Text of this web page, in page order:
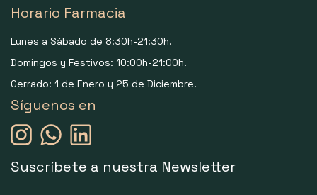
Horario Farmacia
Lunes a Sábado de 8:30h-21:30h.
Domingos y Festivos: 10:00h-21:00h.
Cerrado: 1 de Enero y 25 de Diciembre.
Síguenos en
Suscríbete a nuestra Newsletter